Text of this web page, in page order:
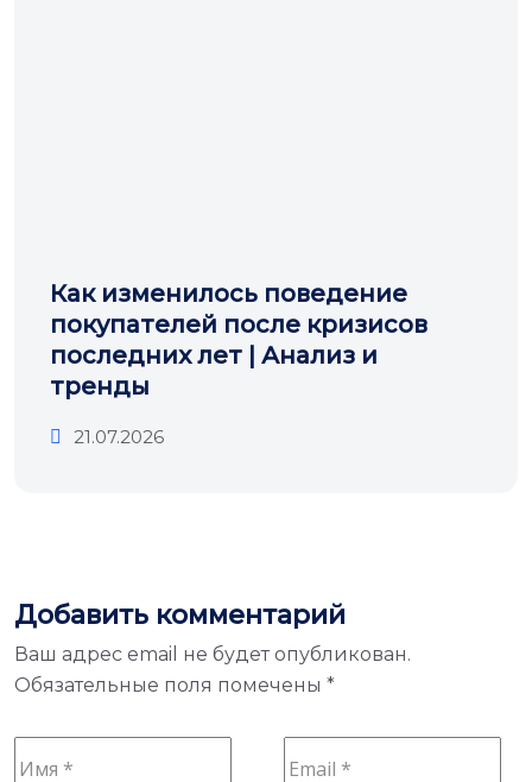
Как изменилось поведение
покупателей после кризисов
последних лет | Анализ и
тренды
21.07.2026
Добавить комментарий
Ваш адрес email не будет опубликован.
Обязательные поля помечены *